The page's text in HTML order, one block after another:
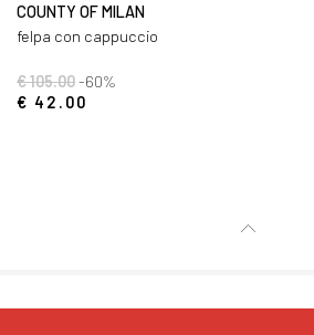
COUNTY OF MILAN
felpa con cappuccio
€ 105.00-60%
€ 42.00